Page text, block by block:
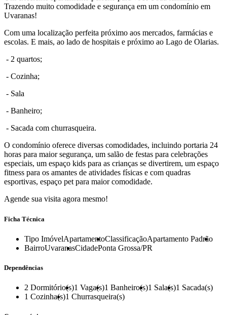
Trazendo muito comodidade e segurança em um condomínio em
Uvaranas!
Com uma localização perfeita próximo aos mercados, farmácias e
escolas. E mais, ao lado de hospitais e próximo ao Lago de Olarias.
- 2 quartos;
- Cozinha;
- Sala
- Banheiro;
- Sacada com churrasqueira.
O condomínio oferece diversas comodidades, incluindo portaria 24
horas para maior segurança, um salão de festas para celebrações
especiais, um espaço kids para as crianças se divertirem, um espaço
fitness para os amantes de atividades físicas e com quadras
esportivas, espaço pet para maior comodidade.
Agende sua visita agora mesmo!
Ficha Técnica
Tipo ImóvelApartamentoClassificaçãoApartamento Padrão
BairroUvaranasCidadePonta Grossa/PR
Dependências
2 Dormitório(s)1 Vaga(s)1 Banheiro(s)1 Sala(s)1 Sacada(s)
1 Cozinha(s)1 Churrasqueira(s)